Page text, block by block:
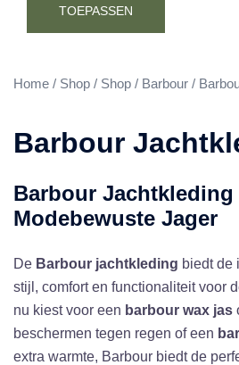
Home / Shop / Shop / Barbour /
Barbour
Barbour Jachtkleding
Modebewuste Jager
De Barbour jachtkleding biedt de
stijl, comfort en functionaliteit voor
nu kiest voor een barbour wax jas
beschermen tegen regen of een
extra warmte, Barbour biedt de
TOEPASSEN